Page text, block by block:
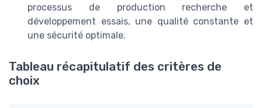
processus de production recherche et
développement essais, une qualité constante et
une sécurité optimale.
Tableau récapitulatif des critères de
choix